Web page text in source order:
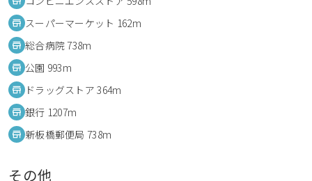
スーパーマーケット 162m
総合病院 738m
公園 993m
ドラッグストア 364m
銀行 1207m
新板橋郵便局 738m
その他